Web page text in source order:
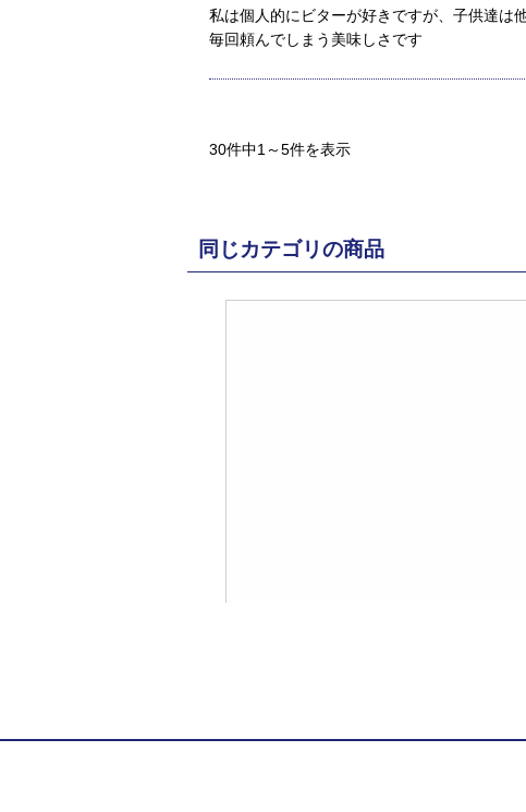
私は個人的にビターが好きですが、子供達は
毎回頼んでしまう美味しさです
30件中1～5件を表示
同じカテゴリの商品